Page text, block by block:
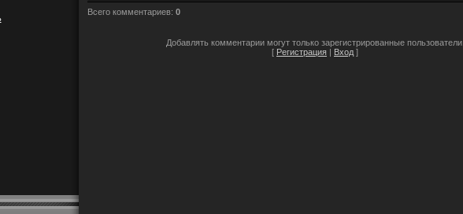
Всего комментариев: 0
Добавлять комментарии могут только зарегистрированные пользователи.
[ Регистрация | Вход ]